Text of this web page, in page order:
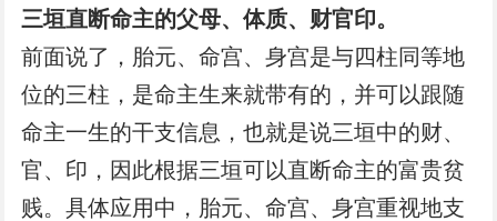
三垣直断命主的父母、体质、财官印。
前面说了，胎元、命宫、身宫是与四柱同等地
位的三柱，是命主生来就带有的，并可以跟随
命主一生的干支信息，也就是说三垣中的财、
官、印，因此根据三垣可以直断命主的富贵贫
贱。具体应用中，胎元、命宫、身宫重视地支